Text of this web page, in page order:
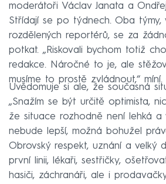
moderátoři Václav Janata a
Střídají se po týdnech. Oba týmy,
rozdělených reportérů, se za
potkat. „Riskovali bychom totiž
redakce. Náročné to je, ale
musíme to prostě zvládnout,“ míní.
Uvědomuje si ale, že současná
„Snažím se být určitě optimista,
že situace rozhodně není lehká
nebude lepší, možná bohužel
Obrovský respekt, uznání a velký
první linii, lékaři, sestřičky,
hasiči, záchranáři, ale i